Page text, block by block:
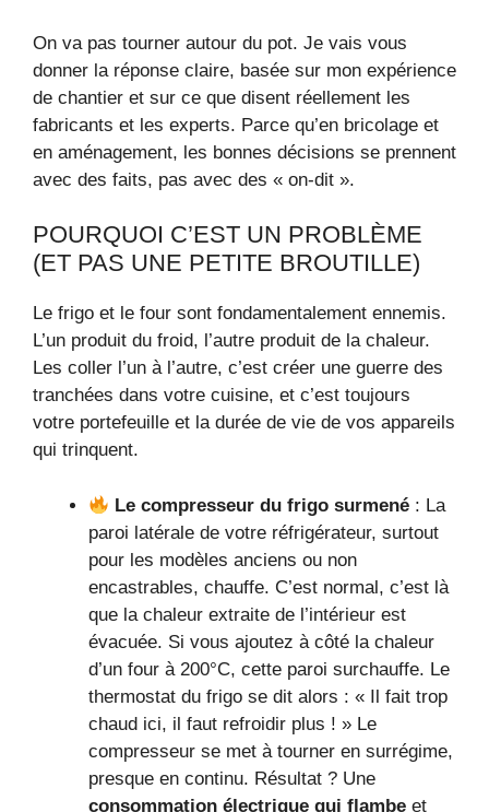
On va pas tourner autour du pot. Je vais vous
donner la réponse claire, basée sur mon expérience
de chantier et sur ce que disent réellement les
fabricants et les experts. Parce qu’en bricolage et
en aménagement, les bonnes décisions se prennent
avec des faits, pas avec des « on-dit ».
POURQUOI C’EST UN PROBLÈME
(ET PAS UNE PETITE BROUTILLE)
Le frigo et le four sont fondamentalement ennemis.
L’un produit du froid, l’autre produit de la chaleur.
Les coller l’un à l’autre, c’est créer une guerre des
tranchées dans votre cuisine, et c’est toujours
votre portefeuille et la durée de vie de vos appareils
qui trinquent.
Le compresseur du frigo surmené : La
paroi latérale de votre réfrigérateur, surtout
pour les modèles anciens ou non
encastrables, chauffe. C’est normal, c’est là
que la chaleur extraite de l’intérieur est
évacuée. Si vous ajoutez à côté la chaleur
d’un four à 200°C, cette paroi surchauffe. Le
thermostat du frigo se dit alors : « Il fait trop
chaud ici, il faut refroidir plus ! » Le
compresseur se met à tourner en surrégime,
presque en continu. Résultat ? Une
consommation électrique qui flambe et